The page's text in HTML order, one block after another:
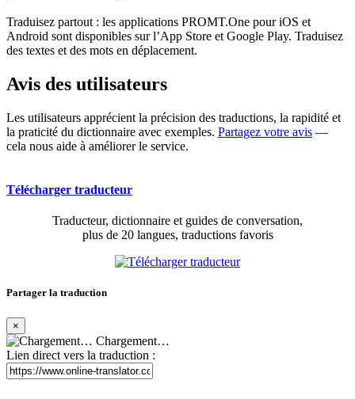
Traduisez partout : les applications PROMT.One pour iOS et
Android sont disponibles sur l’App Store et Google Play. Traduisez
des textes et des mots en déplacement.
Avis des utilisateurs
Les utilisateurs apprécient la précision des traductions, la rapidité et
la praticité du dictionnaire avec exemples. Partagez votre avis —
cela nous aide à améliorer le service.
Télécharger traducteur
Traducteur, dictionnaire et guides de conversation,
plus de 20 langues, traductions favoris
Partager la traduction
×
Chargement…
Lien direct vers la traduction :